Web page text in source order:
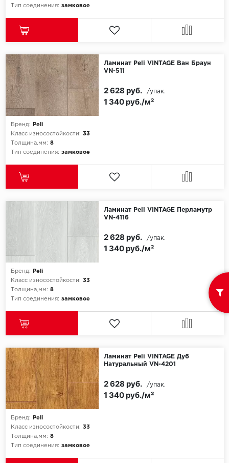
Icon Floor
Juteks
Lucky Floor
Тип соединения: замковое
Ламинат Peli VINTAGE Ван Браун
VN-511
Бренд:
Peli
Класс износостойкости: 33
Толщина,мм: 8
Тип соединения: замковое
1 340 руб./м²
2 628 руб. /упак.
Ламинат Peli VINTAGE Перламутр
VN-4116
Бренд:
Peli
Класс износостойкости: 33
Толщина,мм: 8
Тип соединения: замковое
1 340 руб./м²
2 628 руб. /упак.
Ламинат Peli VINTAGE Дуб
Натуральный VN-4201
Бренд:
Peli
Класс износостойкости: 33
Толщина,мм: 8
Тип соединения: замковое
1 340 руб./м²
2 628 руб. /упак.